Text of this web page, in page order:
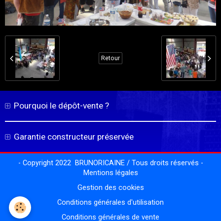
Retour
Pourquoi le dépôt-vente ?
Garantie constructeur préservée
- Copyright 2022 BRUNORICAINE / Tous droits réservés -
Mentions légales
Gestion des cookies
Conditions générales d'utilisation
Conditions générales de vente